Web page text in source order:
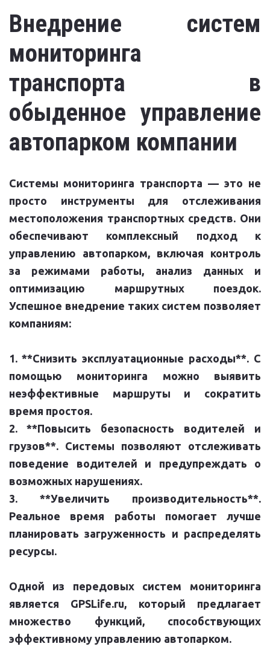
Внедрение систем
мониторинга
транспорта в
обыденное управление
автопарком компании
Системы мониторинга транспорта — это не
просто инструменты для отслеживания
местоположения транспортных средств. Они
обеспечивают комплексный подход к
управлению автопарком, включая контроль
за режимами работы, анализ данных и
оптимизацию маршрутных поездок.
Успешное внедрение таких систем позволяет
компаниям:
1. **Снизить эксплуатационные расходы**. С
помощью мониторинга можно выявить
неэффективные маршруты и сократить
время простоя.
2. **Повысить безопасность водителей и
грузов**. Системы позволяют отслеживать
поведение водителей и предупреждать о
возможных нарушениях.
3. **Увеличить производительность**.
Реальное время работы помогает лучше
планировать загруженность и распределять
ресурсы.
Одной из передовых систем мониторинга
является GPSLife.ru, который предлагает
множество функций, способствующих
эффективному управлению автопарком.